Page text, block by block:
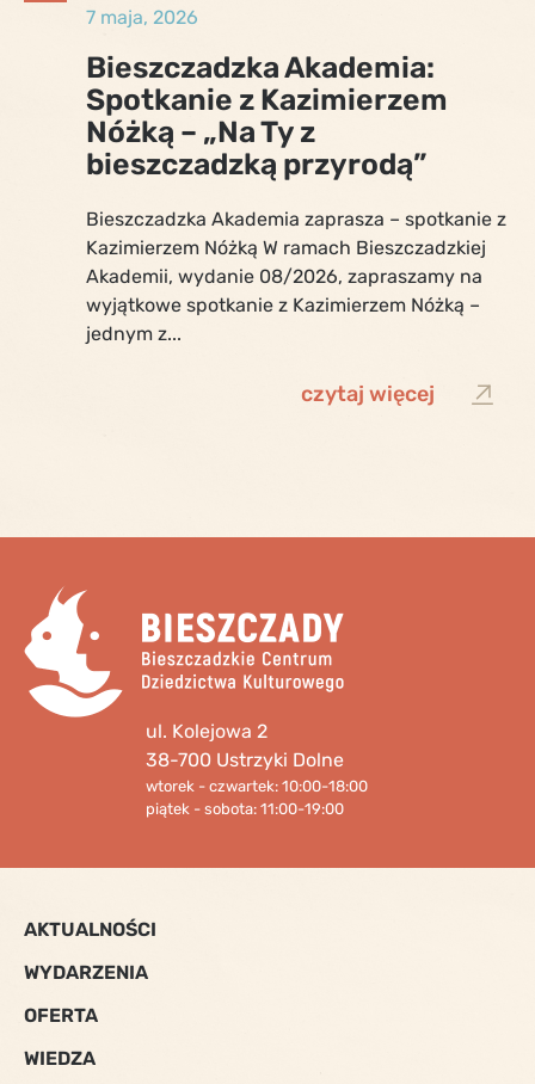
7 maja, 2026
Bieszczadzka Akademia:
Spotkanie z Kazimierzem
Nóżką – „Na Ty z
bieszczadzką przyrodą”
Bieszczadzka Akademia zaprasza – spotkanie z
Kazimierzem Nóżką W ramach Bieszczadzkiej
Akademii, wydanie 08/2026, zapraszamy na
wyjątkowe spotkanie z Kazimierzem Nóżką –
jednym z...
czytaj więcej
ul. Kolejowa 2
38-700 Ustrzyki Dolne
wtorek - czwartek: 10:00-18:00
piątek - sobota: 11:00-19:00
AKTUALNOŚCI
WYDARZENIA
OFERTA
WIEDZA